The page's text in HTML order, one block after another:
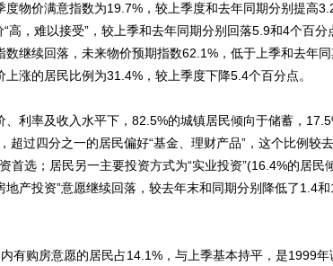
物价满意指数为19.7%，较上季度和去年同期分别提高
高，难以接受”，较上季和去年同期分别回落5.9和4个百分
数继续回落，未来物价预期指数62.1%，低于上季和去年
涨的居民比例为31.4%，较上季度下降5.4个百分点。
率及收入水平下，82.5%的城镇居民倾向于储蓄，
超过四分之一的居民偏好“基金、理财产品”，这个比例较
首选；居民另一主要投资方式为“实业投资”(16.4%的居民
地产投资”意愿继续回落，较去年末和同期分别降低了1.4
购房意愿的居民占14.1%，与上季基本持平，是1999年